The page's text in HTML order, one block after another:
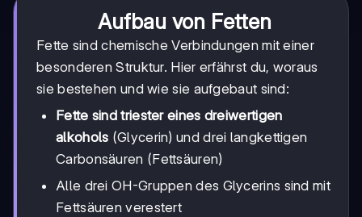
Aufbau von Fetten
Fette sind chemische Verbindungen mit einer
besonderen Struktur. Hier erfährst du, woraus
sie bestehen und wie sie aufgebaut sind:
Fette sind triester eines dreiwertigen
alkohols (Glycerin) und drei langkettigen
Carbonsäuren (Fettsäuren)
Alle drei OH-Gruppen des Glycerins sind mit
Fettsäuren verestert